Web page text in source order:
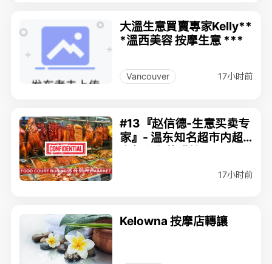
大溫生意買賣專家Kelly**
*溫西美容 按摩生意 ***
Vancouver 17小时前
#13『赵信德-生意买卖专
家』- 温东知名超市内超
17小时前
Kelowna 按摩店轉讓